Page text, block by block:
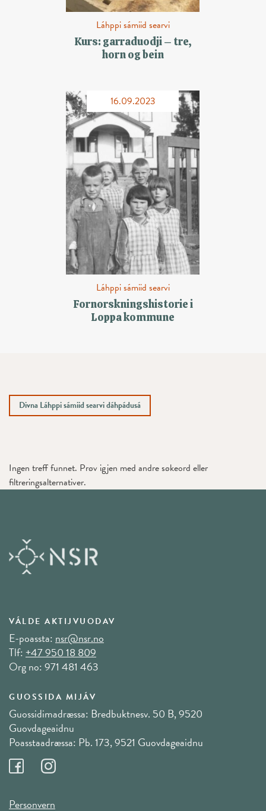
Láhppi sámiid searvi
Kurs: garraduodji – tre,
horn og bein
16.09.2023
Láhppi sámiid searvi
Fornorskningshistorie i
Loppa kommune
Divna Láhppi sámiid searvi dáhpádusá
Ingen treff funnet. Prøv igjen med andre søkeord eller
filtreringsalternativer.
VÁLDE AKTIJVUODAV
E-poassta: nsr@nsr.no
Tlf:+47 950 18 809
Org no: 971 481 463
GUOSSIDA MIJÁV
Guossidimadræssa: Bredbuktnesv. 50 B, 9520
Guovdageaidnu
Poasstaadræssa: Pb. 173, 9521 Guovdageaidnu
Personvern